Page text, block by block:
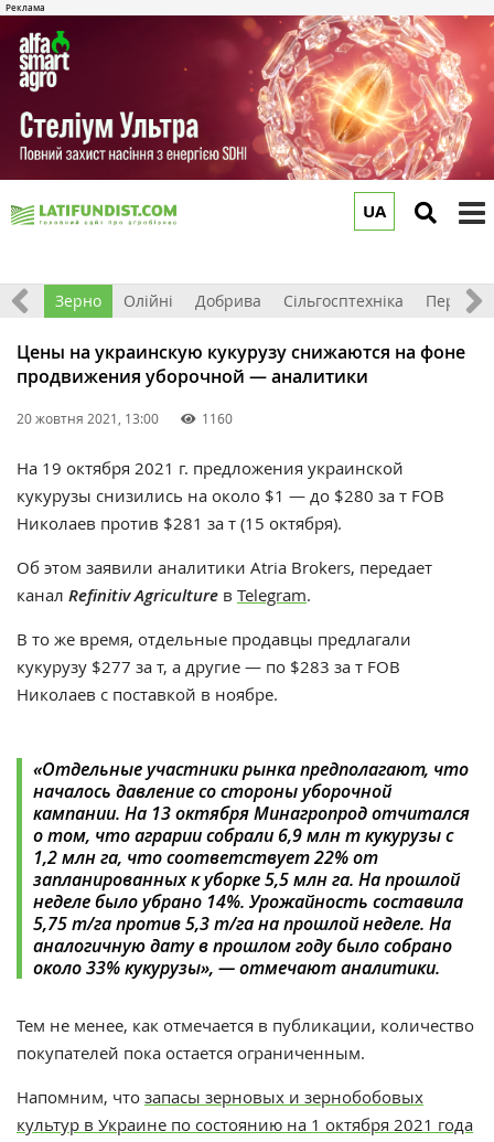
UA
Світ Зерно Олійні Добрива Сільгосптехніка
Цены на украинскую кукурузу снижаются на фоне
продвижения уборочной — аналитики
20 жовтня 2021, 13:00 1160
На 19 октября 2021 г. предложения украинской
кукурузы снизились на около $1 — до $280 за т FOB
Николаев против $281 за т (15 октября).
Об этом заявили аналитики Atria Brokers, передает
канал Refinitiv Agriculture в Telegram.
В то же время, отдельные продавцы предлагали
кукурузу $277 за т, а другие — по $283 за т FOB
Николаев с поставкой в ноябре.
«Отдельные участники рынка предполагают, что
началось давление со стороны уборочной
кампании. На 13 октября Минагропрод отчитался
о том, что аграрии собрали 6,9 млн т кукурузы с
1,2 млн га, что соответствует 22% от
запланированных к уборке 5,5 млн га. На прошлой
неделе было убрано 14%. Урожайность составила
5,75 т/га против 5,3 т/га на прошлой неделе. На
аналогичную дату в прошлом году было собрано
около 33% кукурузы», — отмечают аналитики.
Тем не менее, как отмечается в публикации, количество
покупателей пока остается ограниченным.
Напомним, что запасы зерновых и зернобобовых
культур в Украине по состоянию на 1 октября 2021 года